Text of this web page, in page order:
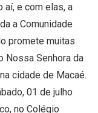
e com elas, a
a Comunidade
promete muitas
Nossa Senhora da
cidade de Macaé.
01 de julho
no Colégio